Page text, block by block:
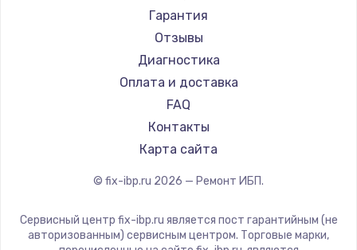
Гарантия
Отзывы
Диагностика
Оплата и доставка
FAQ
Контакты
Карта сайта
© fix-ibp.ru 2026 — Ремонт ИБП.
Сервисный центр fix-ibp.ru является пост гарантийным (не
авторизованным) сервисным центром. Торговые марки,